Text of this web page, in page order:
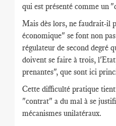
qui est présenté comme un
Mais dès lors, ne faudrait-il
économique" se font non
régulateur de second degré
doivent se faire à trois,
prenantes", que sont ici
Cette difficulté pratique
"contrat" a du mal à se
mécanismes unilatéraux.